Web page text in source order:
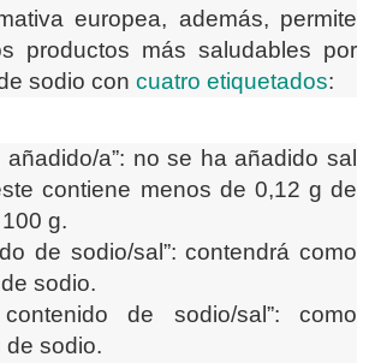
europea, además, permite
productos más saludables por
sodio con cuatro etiquetados:
añadido/a”: no se ha añadido sal
contiene menos de 0,12 g de
g.
de sodio/sal”: contendrá como
sodio.
de sodio/sal”: como
de sodio.